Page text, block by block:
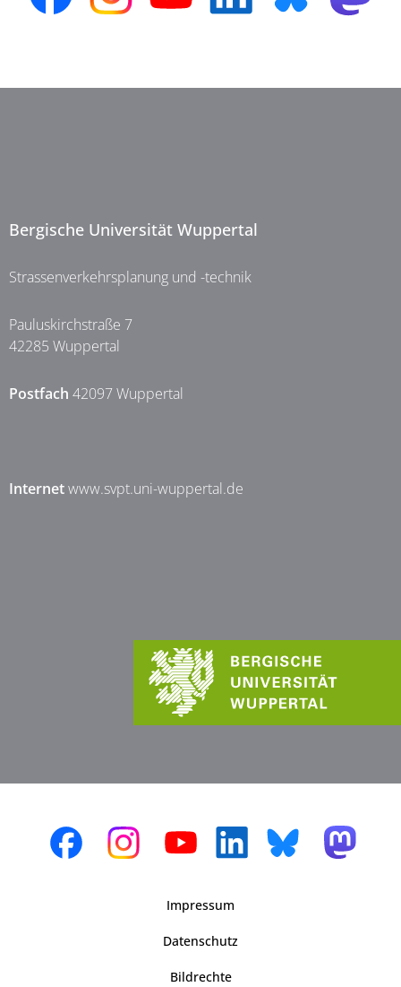
Bergische Universität Wuppertal
Strassenverkehrsplanung und -technik
Pauluskirchstraße 7
42285 Wuppertal
Postfach 42097 Wuppertal
Internetwww.svpt.uni-wuppertal.de
Impressum
Datenschutz
Bildrechte